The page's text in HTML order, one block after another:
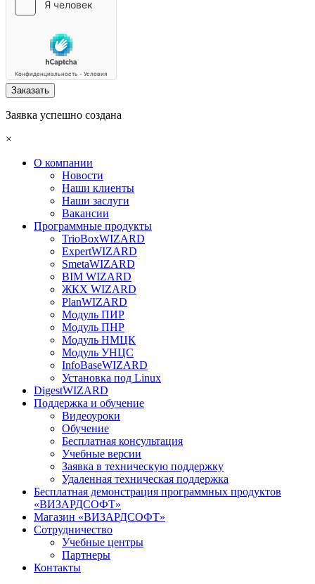
Заказать
Заявка успешно создана
×
О компании
Новости
Наши клиенты
Наши заслуги
Вакансии
Программные продукты
TrioBoxWIZARD
ExpertWIZARD
SmetaWIZARD
BIM WIZARD
ЖКХ WIZARD
PlanWIZARD
Модуль ПИР
Модуль ПНР
Модуль НМЦК
Модуль УНЦС
InfoBaseWIZARD
Установка под Linux
DigestWIZARD
Поддержка и обучение
Видеоуроки
Обучение
Бесплатная консультация
Учебные версии
Заявка в техническую поддержку
Удаленная техническая поддержка
Бесплатная демонстрация программных продуктов
«ВИЗАРДСОФТ»
Магазин «ВИЗАРДСОФТ»
Сотрудничество
Учебные центры
Партнеры
Контакты